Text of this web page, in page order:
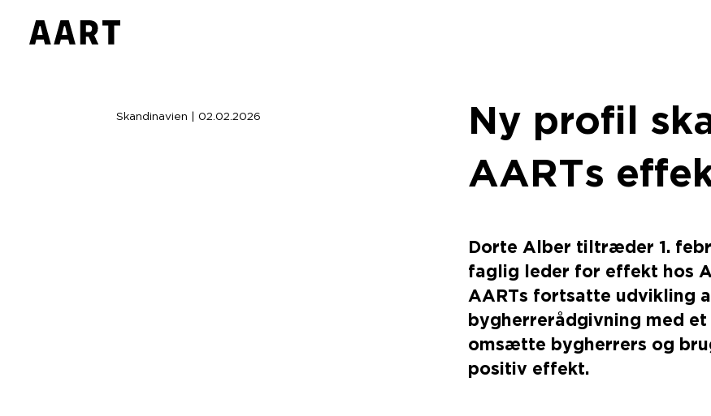
Skandinavien | 02.02.2026
Ny profil
AARTs
Dorte Alber tiltræder 1.
faglig leder for effekt hos
AARTs fortsatte udvikling
bygherrerådgivning med
omsætte bygherrers og
positiv effekt.